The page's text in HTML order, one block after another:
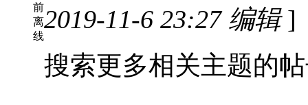
前
离
线
2019-11-6 23:27 编辑]
搜索更多相关主题的